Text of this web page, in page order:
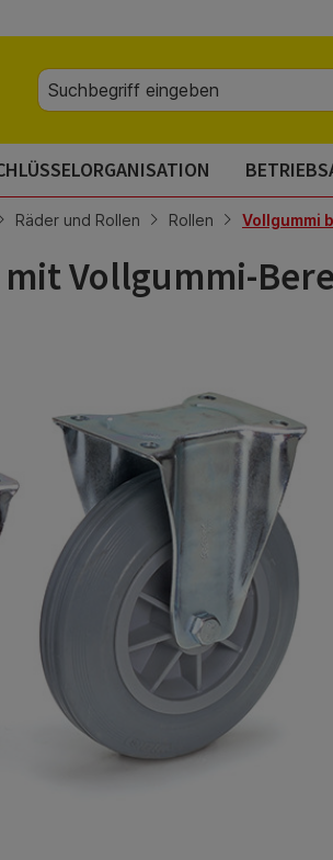
Räder und Rollen Rollen Vollgummi
Vollgummi-